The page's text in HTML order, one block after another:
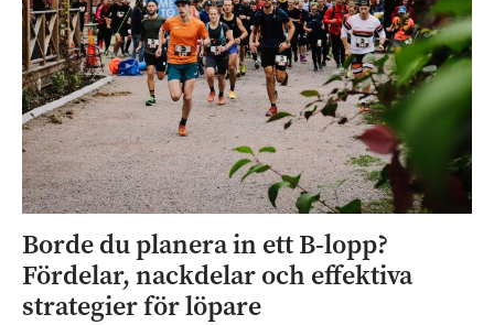
Borde du planera in ett B-lopp?
Fördelar, nackdelar och effektiva
strategier för löpare